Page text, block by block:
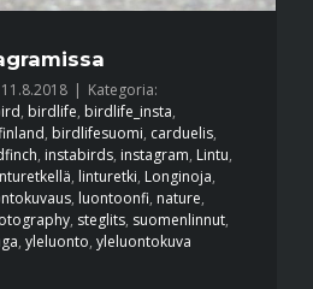
11.8.2018
Kategoria:
, birdlife, birdlife_insta,
, birdlifesuomi, carduelis,
, instabirds, instagram, Lintu,
, linturetki, Longinoja,
, luontoonfi, nature,
, steglits, suomenlinnut,
, yleluonto, yleluontokuva